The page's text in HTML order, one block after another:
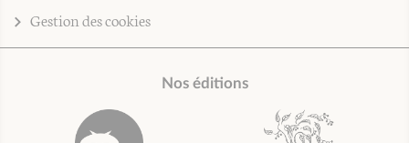
Gestion des cookies
Nos éditions